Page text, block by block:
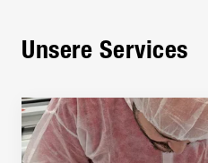
Unsere Services